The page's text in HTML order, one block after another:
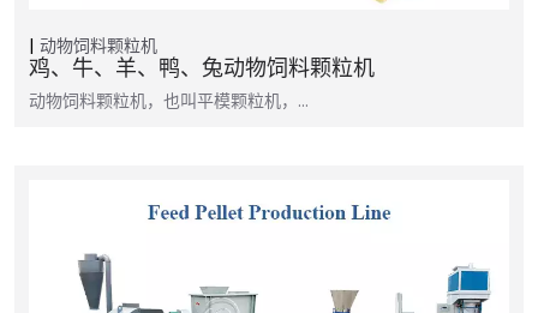
动物饲料颗粒机
鸡、牛、羊、鸭、兔动物饲料颗粒机
动物饲料颗粒机，也叫平模颗粒机，…